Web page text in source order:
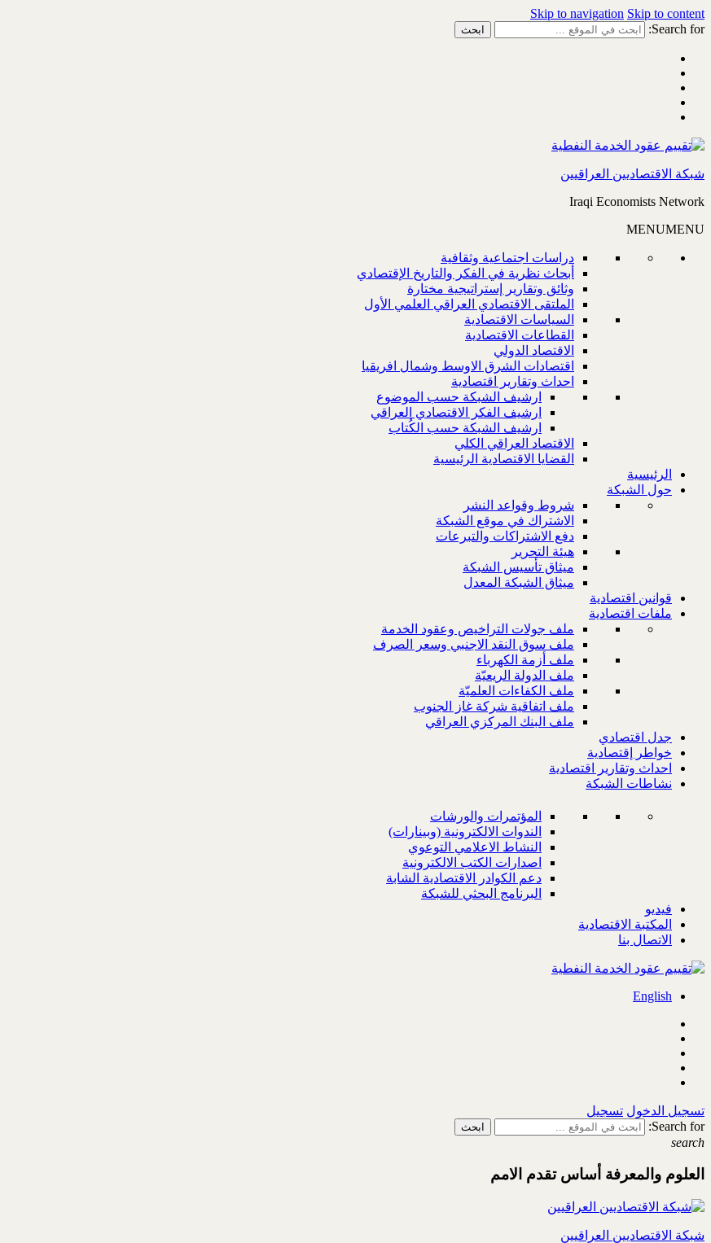
Skip to navigation Skip to content
Search for:
شبكة الاقتصاديين العراقيين
Iraqi Economists Network
MENUMENU
دراسات اجتماعية وثقافية
أبحاث نظرية في الفكر والتاريخ الإقتصادي
وثائق وتقارير إستراتيجية مختارة
الملتقى الاقتصادي العراقي العلمي الأول
السياسات الاقتصادية
القطاعات الاقتصادية
الاقتصاد الدولي
اقتصادات الشرق الاوسط وشمال افريقيا
احداث وتقارير اقتصادية
ارشيف الشبكة حسب الموضوع
ارشيف الفكر الاقتصادي العراقي
ارشيف الشبكة حسب الكُتاب
الاقتصاد العراقي الكلي
القضايا الاقتصادية الرئيسية
الرئيسية
حول الشبكة
شروط وقواعد النشر
الاشتراك في موقع الشبكة
دفع الاشتراكات والتبرعات
هيئة التحرير
ميثاق تأسيس الشبكة
ميثاق الشبكة المعدل
قوانين اقتصادية
ملفات اقتصادية
ملف جولات التراخيص وعقود الخدمة
ملف سوق النقد الاجنبي وسعر الصرف
ملف أزمة الكهرباء
ملف الدولة الريعيّة
ملف الكفاءات العلميّة
ملف اتفاقية شركة غاز الجنوب
ملف البنك المركزي العراقي
جدل اقتصادي
خواطر إقتصادية
احداث وتقارير اقتصادية
نشاطات الشبكة
المؤتمرات والورشات
الندوات الالكترونية (وبينارات)
النشاط الاعلامي التوعوي
اصدارات الكتب الالكترونية
دعم الكوادر الاقتصادية الشابة
البرنامج البحثي للشبكة
فيديو
المكتبة الاقتصادية
الاتصال بنا
English
تسجيل الدخول تسجيل
Search for:
search
العلوم والمعرفة أساس تقدم الامم
شبكة الاقتصاديين العراقيين